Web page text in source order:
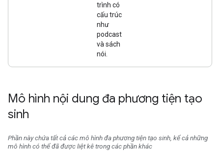
trình có
cấu trúc
như
podcast
và sách
nói.
Mô hình nội dung đa phương tiện tạo
sinh
Phần này chứa tất cả các mô hình đa phương tiện tạo sinh, kể cả những
mô hình có thể đã được liệt kê trong các phần khác